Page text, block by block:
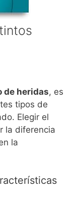
de heridas, es
tipos de
Elegir el
la diferencia
la